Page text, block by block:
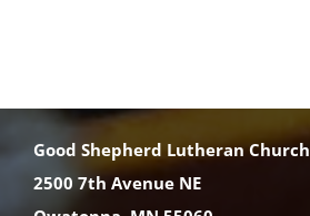
Good Shepherd Lutheran Church
2500 7th Avenue NE